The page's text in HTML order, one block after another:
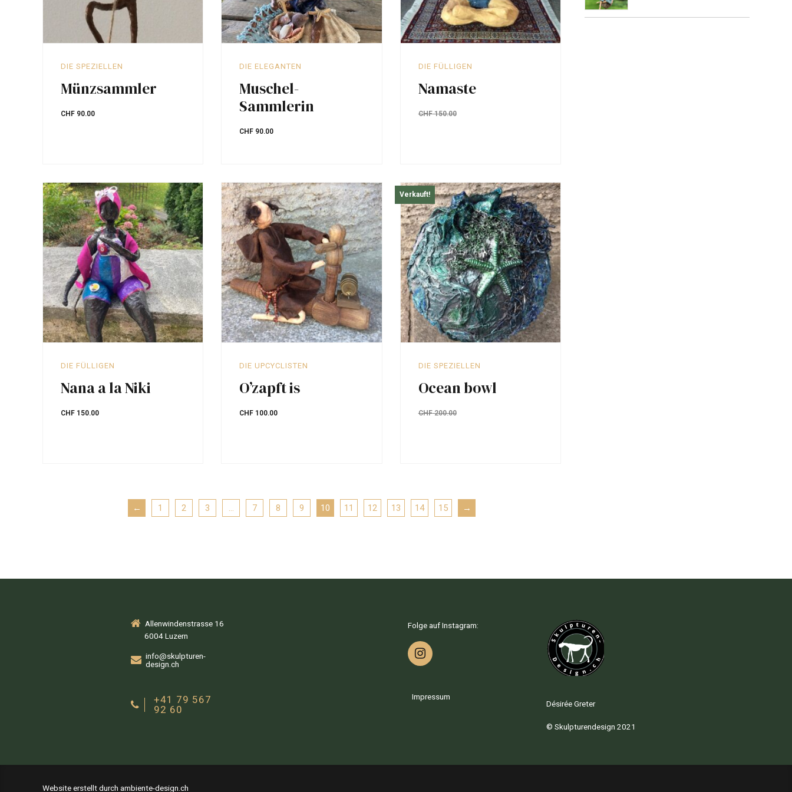
DIE SPEZIELLEN
Münzsammler
CHF 90.00
DIE ELEGANTEN
Muschel-
Sammlerin
CHF 90.00
DIE FÜLLIGEN
Namaste
CHF150.00
DIE FÜLLIGEN
Nana a la Niki
CHF 150.00
DIE UPCYCLISTEN
O’zapft is
CHF 100.00
Verkauft!
DIE SPEZIELLEN
Ocean bowl
CHF200.00
← 1 2 3 … 7 8 9 10 11 12 13 14 15 →
Allenwindenstrasse 16
6004 Luzern
info@skulpturen-
design.ch
+41 79 567
92 60
Folge auf Instagram:
Impressum
Désirée Greter
© Skulpturendesign 2021
Website erstellt durch ambiente-design.ch